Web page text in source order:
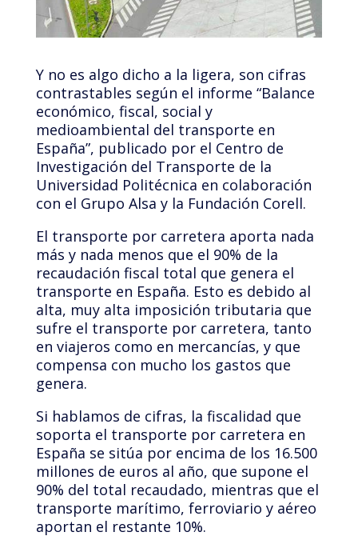
Y no es algo dicho a la ligera, son cifras
contrastables según el informe “Balance
económico, fiscal, social y
medioambiental del transporte en
España”, publicado por el Centro de
Investigación del Transporte de la
Universidad Politécnica en colaboración
con el Grupo Alsa y la Fundación Corell.
El transporte por carretera aporta nada
más y nada menos que el 90% de la
recaudación fiscal total que genera el
transporte en España. Esto es debido al
alta, muy alta imposición tributaria que
sufre el transporte por carretera, tanto
en viajeros como en mercancías, y que
compensa con mucho los gastos que
genera.
Si hablamos de cifras, la fiscalidad que
soporta el transporte por carretera en
España se sitúa por encima de los 16.500
millones de euros al año, que supone el
90% del total recaudado, mientras que el
transporte marítimo, ferroviario y aéreo
aportan el restante 10%.